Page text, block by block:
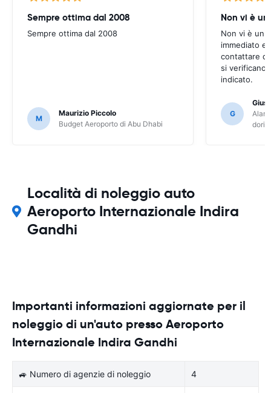
Sempre ottima dal 2008
Sempre ottima dal 2008
M
Maurizio Piccolo
Budget Aeroporto di Abu Dhabi
Non vi è
Non vi è un
immediato e
contattare
si verificano
indicato.
G
dori
Località di noleggio auto
Aeroporto Internazionale Indira
Gandhi
Importanti informazioni aggiornate per il
noleggio di un'auto presso Aeroporto
Internazionale Indira Gandhi
🚙 Numero di agenzie di noleggio 4